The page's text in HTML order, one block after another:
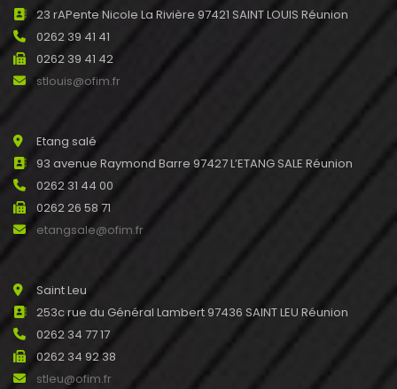
23 rAPente Nicole La Rivière 97421 SAINT LOUIS Réunion
0262 39 41 41
0262 39 41 42
stlouis@ofim.fr
Etang salé
93 avenue Raymond Barre 97427 L’ETANG SALE Réunion
0262 31 44 00
0262 26 58 71
etangsale@ofim.fr
Saint Leu
253c rue du Général Lambert 97436 SAINT LEU Réunion
0262 34 77 17
0262 34 92 38
stleu@ofim.fr